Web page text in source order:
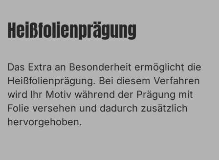
Heißfolienprägung
Das Extra an Besonderheit ermöglicht die
Heißfolienprägung. Bei diesem Verfahren
wird Ihr Motiv während der Prägung mit
Folie versehen und dadurch zusätzlich
hervorgehoben.